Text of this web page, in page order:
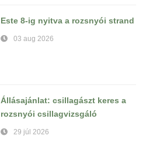
Este 8-ig nyitva a rozsnyói strand
03 aug 2026
Állásajánlat: csillagászt keres a
rozsnyói csillagvizsgáló
29 júl 2026